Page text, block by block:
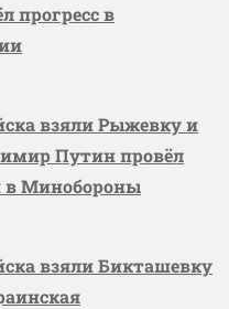
прогресс в
взяли Рыжевку и
Путин провёл
в Минобороны
взяли Бикташевку